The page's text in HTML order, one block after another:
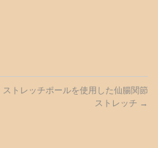
ストレッチポールを使用した仙腸関節
ストレッチ →